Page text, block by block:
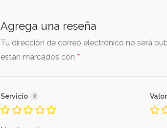
Agrega una reseña
Tu dirección de correo electrónico no será
están marcados con *
Servicio